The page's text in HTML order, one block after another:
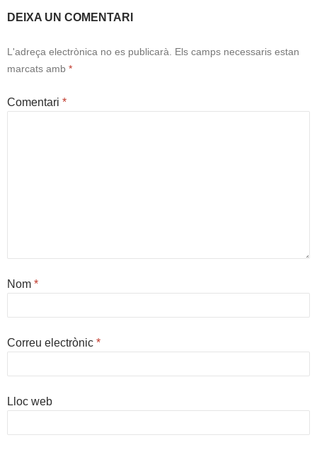
DEIXA UN COMENTARI
L'adreça electrònica no es publicarà. Els camps necessaris estan
marcats amb *
Comentari *
Nom *
Correu electrònic *
Lloc web